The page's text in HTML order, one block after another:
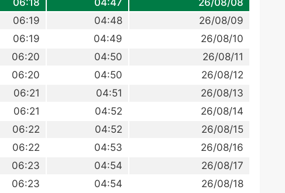
26/08/08
04:47
06:18
26/08/09
04:48
06:19
26/08/10
04:49
06:19
26/08/11
04:50
06:20
26/08/12
04:50
06:20
26/08/13
04:51
06:21
26/08/14
04:52
06:21
26/08/15
04:52
06:22
26/08/16
04:53
06:22
26/08/17
04:54
06:23
26/08/18
04:54
06:23